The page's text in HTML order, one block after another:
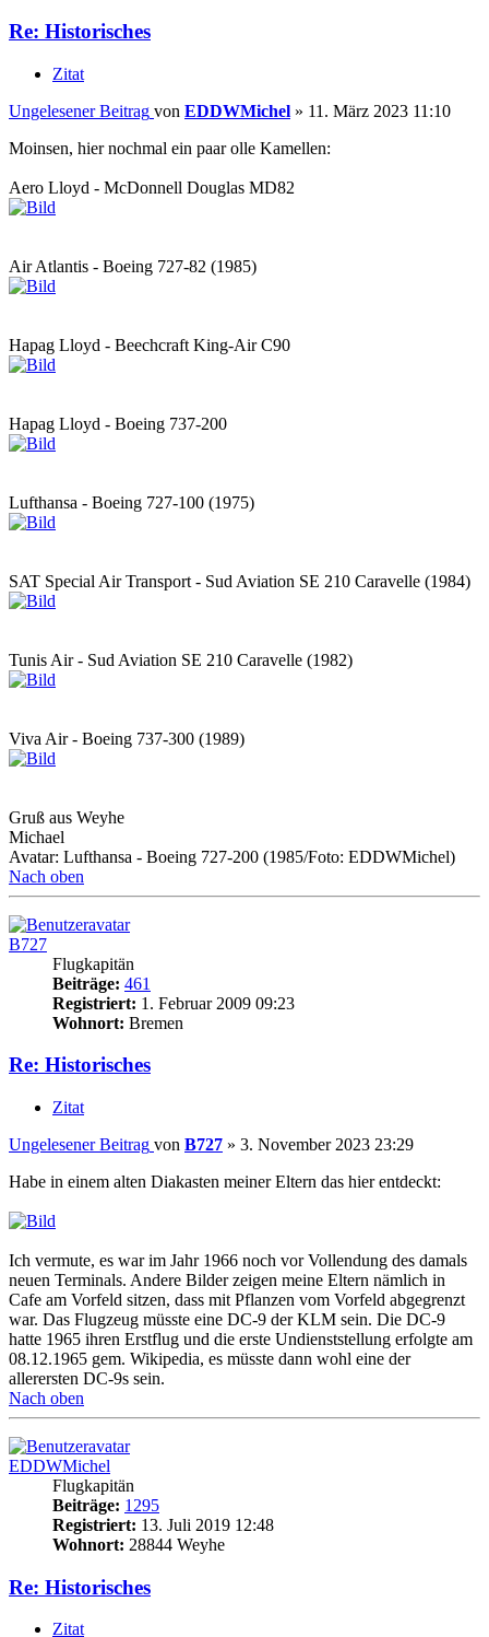
Re: Historisches
Zitat
Ungelesener Beitrag von EDDWMichel » 11. März 2023 11:10
Moinsen, hier nochmal ein paar olle Kamellen:
Aero Lloyd - McDonnell Douglas MD82
Air Atlantis - Boeing 727-82 (1985)
Hapag Lloyd - Beechcraft King-Air C90
Hapag Lloyd - Boeing 737-200
Lufthansa - Boeing 727-100 (1975)
SAT Special Air Transport - Sud Aviation SE 210 Caravelle (1984)
Tunis Air - Sud Aviation SE 210 Caravelle (1982)
Viva Air - Boeing 737-300 (1989)
Gruß aus Weyhe
Michael
Avatar: Lufthansa - Boeing 727-200 (1985/Foto: EDDWMichel)
Nach oben
B727
Flugkapitän
Beiträge: 461
Registriert: 1. Februar 2009 09:23
Wohnort: Bremen
Re: Historisches
Zitat
Ungelesener Beitrag von B727 » 3. November 2023 23:29
Habe in einem alten Diakasten meiner Eltern das hier entdeckt:
Ich vermute, es war im Jahr 1966 noch vor Vollendung des damals
neuen Terminals. Andere Bilder zeigen meine Eltern nämlich in
Cafe am Vorfeld sitzen, dass mit Pflanzen vom Vorfeld abgegrenzt
war. Das Flugzeug müsste eine DC-9 der KLM sein. Die DC-9
hatte 1965 ihren Erstflug und die erste Undienststellung erfolgte am
08.12.1965 gem. Wikipedia, es müsste dann wohl eine der
allerersten DC-9s sein.
Nach oben
EDDWMichel
Flugkapitän
Beiträge: 1295
Registriert: 13. Juli 2019 12:48
Wohnort: 28844 Weyhe
Re: Historisches
Zitat